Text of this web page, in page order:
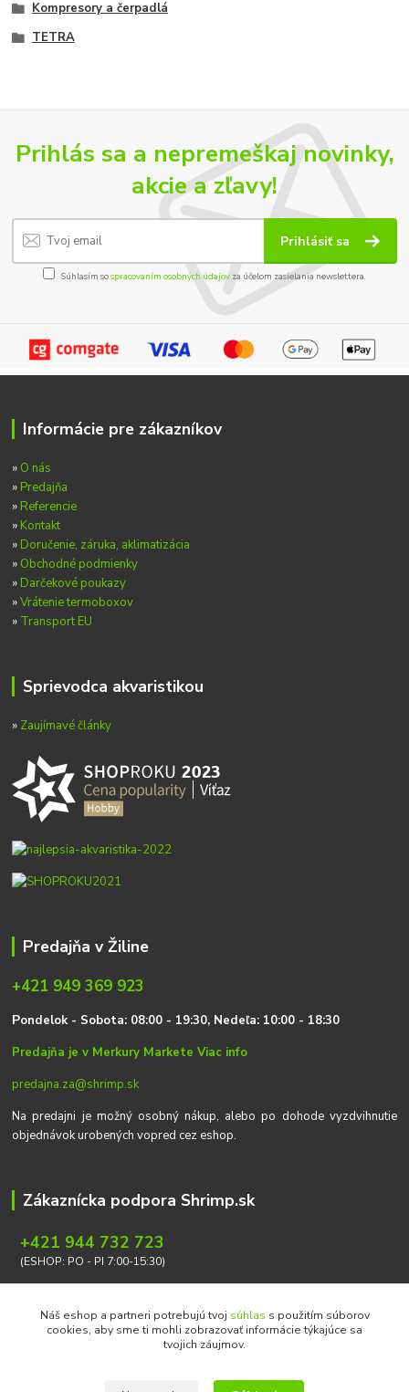
Kompresory a čerpadlá
TETRA
Prihlás sa a nepremeškaj novinky,
akcie a zľavy!
Prihlásiť sa
Súhlasím sospracovaním osobných údajov za účelom zasielania newslettera.
Informácie pre zákazníkov
» O nás
» Predajňa
» Referencie
» Kontakt
» Doručenie, záruka, aklimatizácia
» Obchodné podmienky
» Darčekové poukazy
»Vrátenie termoboxov
» Transport EU
Sprievodca akvaristikou
» Zaujímavé články
Predajňa v Žiline
+421 949 369 923
Pondelok - Sobota: 08:00 - 19:30, Nedeľa: 10:00 - 18:30
Predajňa je v Merkury MarketeViac info
predajna.za@shrimp.sk
Na predajni je možný osobný nákup, alebo po dohode vyzdvihnutie
objednávok urobených vopred cez eshop.
Zákaznícka podpora Shrimp.sk
+421 944 732 723
(ESHOP: PO - PI 7:00-15:30)
Náš eshop a partneri potrebujú tvoj súhlas s použitím súborov
cookies, aby sme ti mohli zobrazovať informácie týkajúce sa
tvojich záujmov.